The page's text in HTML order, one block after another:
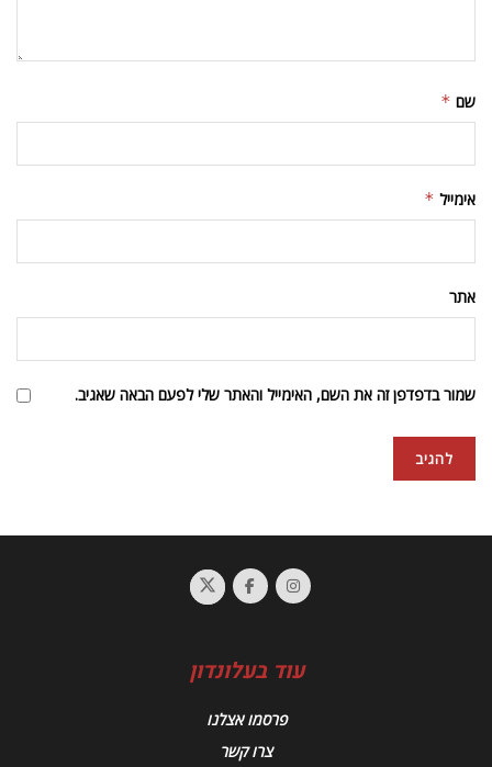
שם *
אימייל *
אתר
שמור בדפדפן זה את השם, האימייל והאתר שלי לפעם הבאה שאגיב.
עוד בעלונדון
פרסמו אצלנו
צרו קשר